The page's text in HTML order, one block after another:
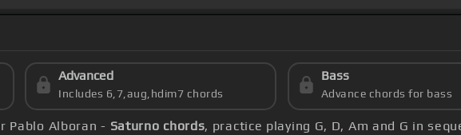
Advanced
Includes 6,7,aug,hdim7 chords
Bass
Advance chords for bass
Pablo Alboran - Saturno chords, practice playing G, D, Am and G in